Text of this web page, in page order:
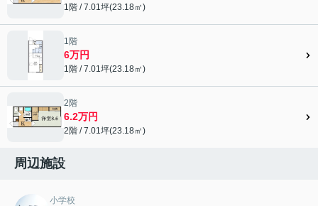
1階 / 7.01坪(23.18㎡)
1階
6万円
1階 / 7.01坪(23.18㎡)
2階
6.2万円
2階 / 7.01坪(23.18㎡)
周辺施設
小学校